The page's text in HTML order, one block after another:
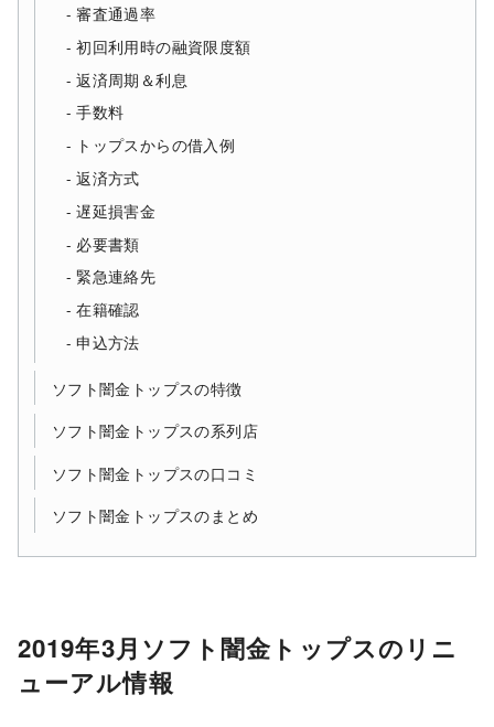
審査通過率
初回利用時の融資限度額
返済周期＆利息
手数料
トップスからの借入例
返済方式
遅延損害金
必要書類
緊急連絡先
在籍確認
申込方法
ソフト闇金トップスの特徴
ソフト闇金トップスの系列店
ソフト闇金トップスの口コミ
ソフト闇金トップスのまとめ
2019年3月ソフト闇金トップスのリニ
ューアル情報